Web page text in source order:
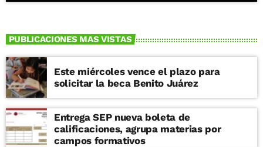
PUBLICACIONES MAS VISTAS
Este miércoles vence el plazo para
solicitar la beca Benito Juárez
Entrega SEP nueva boleta de
calificaciones, agrupa materias por
campos formativos